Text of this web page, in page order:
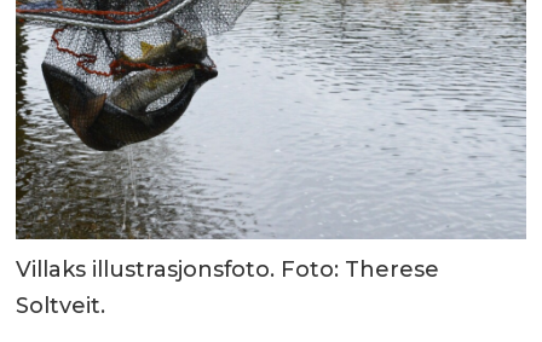
Villaks illustrasjonsfoto. Foto: Therese
Soltveit.